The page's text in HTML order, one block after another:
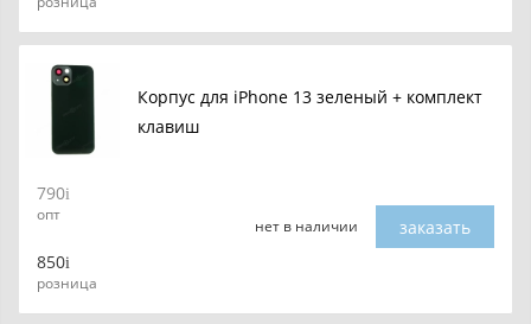
Корпус для iPhone 13 зеленый + комплект
клавиш
790
опт
850
розница
нет в наличии заказать